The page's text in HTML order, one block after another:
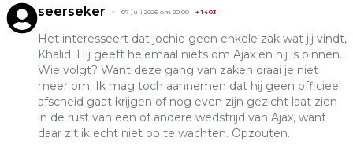
seerseker 07 juli 2026 om 20:00 +1403
Het interesseert dat jochie geen enkele zak wat jij vindt,
Khalid. Hij geeft helemaal niets om Ajax en hij is binnen.
Wie volgt? Want deze gang van zaken draai je niet
meer om. Ik mag toch aannemen dat hij geen officieel
afscheid gaat krijgen of nog even zijn gezicht laat zien
in de rust van een of andere wedstrijd van Ajax, want
daar zit ik echt niet op te wachten. Opzouten.